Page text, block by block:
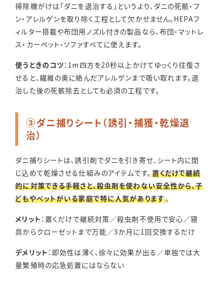
掃除機がけは「ダニを退治する」というより、ダニの死骸・フ
ン・アレルゲンを取り除く工程として欠かせません。HEPAフ
ィルター搭載や布団用ノズル付きの製品なら、布団・マットレ
ス・カーペット・ソファすべてに使えます。
使うときのコツ：1m四方を20秒以上かけてゆっくり往復さ
せると、繊維の奥に絡んだアレルゲンまで吸い取れます。退
治した後の死骸除去としても必須の工程です。
③ダニ捕りシート（誘引・捕獲・乾燥退
治）
ダニ捕りシートは、誘引剤でダニを引き寄せ、シート内に閉
じ込めて乾燥させる仕組みのアイテムです。 置くだけで継続
的に対策できる手軽さと、殺虫剤を使わない安全性から、子
どもやペットがいる家庭で特に人気があります。
メリット ：置くだけで継続対策／殺虫剤不使用で安心／寝
具からクローゼットまで万能／3か月に1回交換するだけ
デメリット ：即効性は薄く、徐々に効果が出る／単独では大
量繁殖時の応急処置にはならない